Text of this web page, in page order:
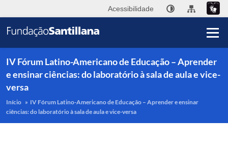
Acessibilidade
IV Fórum Latino-Americano de Educação – Aprender
e ensinar ciências: do laboratório à sala de aula e vice-
versa
Início » IV Fórum Latino-Americano de Educação – Aprender e ensinar
ciências: do laboratório à sala de aula e vice-versa